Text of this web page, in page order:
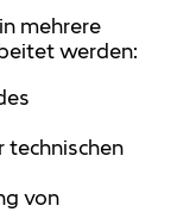
mehrere
werden:
von